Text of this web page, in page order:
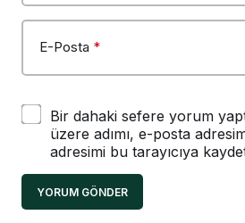
E-Posta *
Bir dahaki sefere yorum
üzere adımı, e-posta
adresimi bu tarayıcıya
YORUM GÖNDER